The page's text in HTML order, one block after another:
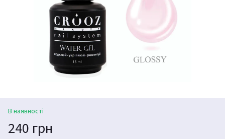
В наявності
240 грн